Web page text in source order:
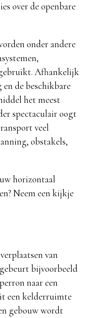
over de openbare
onder andere
Afhankelijk
de beschikbare
het meest
spectaculair oogt
veel
obstakels,
horizontaal
Neem een kijkje
van
bijvoorbeeld
naar een
een kelderruimte
gebouw wordt